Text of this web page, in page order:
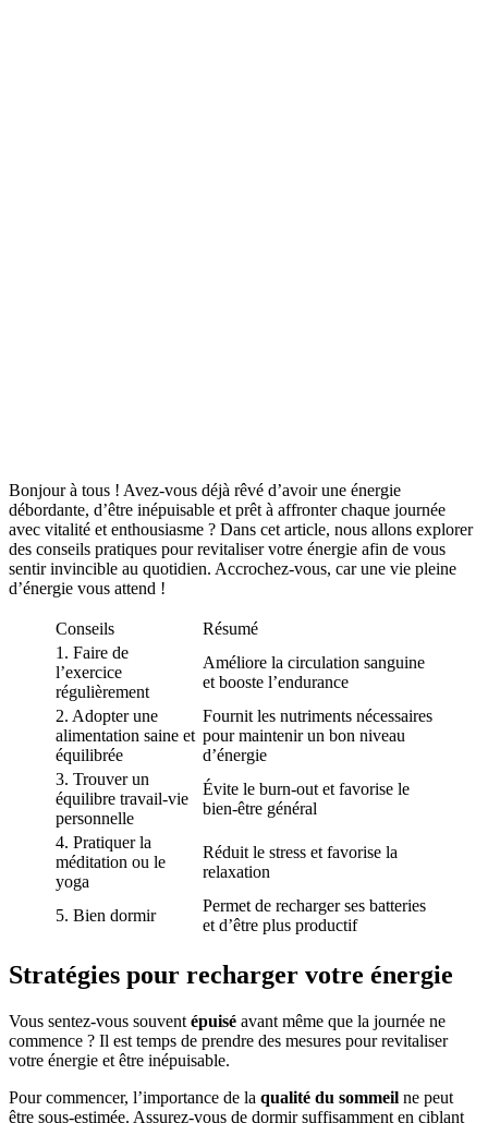
Bonjour à tous ! Avez-vous déjà rêvé d’avoir une énergie
débordante, d’être inépuisable et prêt à affronter chaque journée
avec vitalité et enthousiasme ? Dans cet article, nous allons explorer
des conseils pratiques pour revitaliser votre énergie afin de vous
sentir invincible au quotidien. Accrochez-vous, car une vie pleine
d’énergie vous attend !
Conseils
Résumé
1. Faire de
l’exercice
régulièrement
Améliore la circulation sanguine
et booste l’endurance
2. Adopter une
alimentation saine et
équilibrée
Fournit les nutriments nécessaires
pour maintenir un bon niveau
d’énergie
3. Trouver un
équilibre travail-vie
personnelle
Évite le burn-out et favorise le
bien-être général
4. Pratiquer la
méditation ou le
yoga
Réduit le stress et favorise la
relaxation
5. Bien dormir
Permet de recharger ses batteries
et d’être plus productif
Stratégies pour recharger votre énergie
Vous sentez-vous souvent épuisé avant même que la journée ne
commence ? Il est temps de prendre des mesures pour revitaliser
votre énergie et être inépuisable.
Pour commencer, l’importance de la qualité du sommeil ne peut
être sous-estimée. Assurez-vous de dormir suffisamment en ciblant